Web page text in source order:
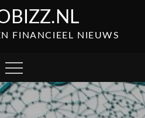
FINANCIEEL NIEUWS